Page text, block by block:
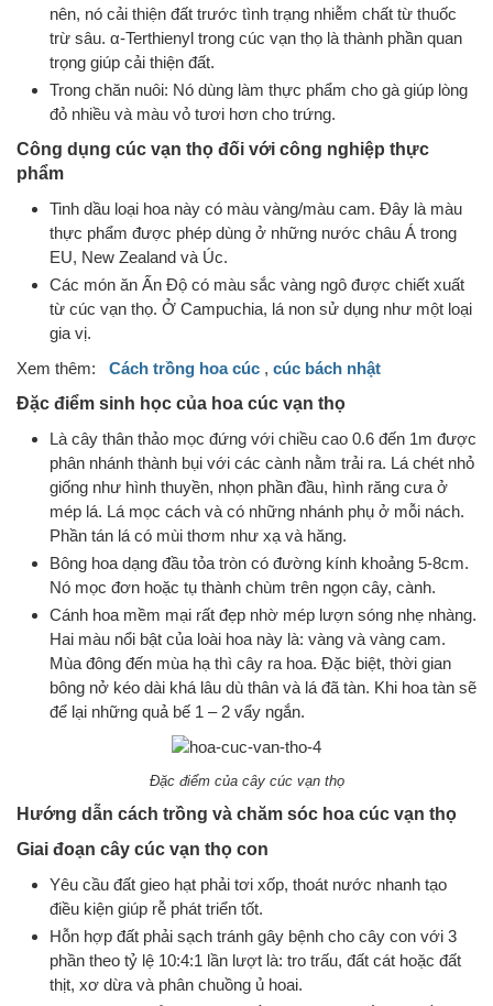
nên, nó cải thiện đất trước tình trạng nhiễm chất từ thuốc
trừ sâu. α-Terthienyl trong cúc vạn thọ là thành phần quan
trọng giúp cải thiện đất.
Trong chăn nuôi: Nó dùng làm thực phẩm cho gà giúp lòng
đỏ nhiều và màu vỏ tươi hơn cho trứng.
Công dụng cúc vạn thọ đối với công nghiệp thực
phẩm
Tinh dầu loại hoa này có màu vàng/màu cam. Đây là màu
thực phẩm được phép dùng ở những nước châu Á trong
EU, New Zealand và Úc.
Các món ăn Ấn Độ có màu sắc vàng ngô được chiết xuất
từ cúc vạn thọ. Ở Campuchia, lá non sử dụng như một loại
gia vị.
Xem thêm: Cách trồng hoa cúc , cúc bách nhật
Đặc điểm sinh học của hoa cúc vạn thọ
Là cây thân thảo mọc đứng với chiều cao 0.6 đến 1m được
phân nhánh thành bụi với các cành nằm trải ra. Lá chét nhỏ
giống như hình thuyền, nhọn phần đầu, hình răng cưa ở
mép lá. Lá mọc cách và có những nhánh phụ ở mỗi nách.
Phần tán lá có mùi thơm như xạ và hăng.
Bông hoa dạng đầu tỏa tròn có đường kính khoảng 5-8cm.
Nó mọc đơn hoặc tụ thành chùm trên ngọn cây, cành.
Cánh hoa mềm mại rất đẹp nhờ mép lượn sóng nhẹ nhàng.
Hai màu nổi bật của loài hoa này là: vàng và vàng cam.
Mùa đông đến mùa hạ thì cây ra hoa. Đặc biệt, thời gian
bông nở kéo dài khá lâu dù thân và lá đã tàn. Khi hoa tàn sẽ
để lại những quả bế 1 – 2 vẩy ngắn.
Đặc điểm của cây cúc vạn thọ
Hướng dẫn cách trồng và chăm sóc hoa cúc vạn thọ
Giai đoạn cây cúc vạn thọ con
Yêu cầu đất gieo hạt phải tơi xốp, thoát nước nhanh tạo
điều kiện giúp rễ phát triển tốt.
Hỗn hợp đất phải sạch tránh gây bệnh cho cây con với 3
phần theo tỷ lệ 10:4:1 lần lượt là: tro trấu, đất cát hoặc đất
thịt, xơ dừa và phân chuồng ủ hoai.